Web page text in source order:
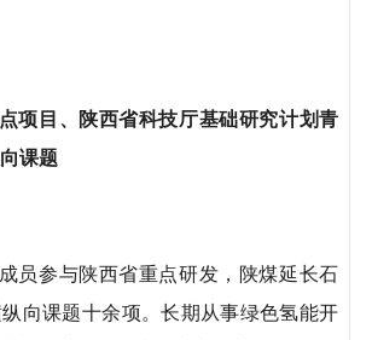
项目、陕西省科技厅基础研究计划青
课题
员参与陕西省重点研发，陕煤延长石
向课题十余项。长期从事绿色氢能开